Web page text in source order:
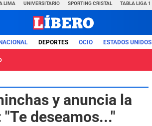
LIMA UNIVERSITARIO SPORTING CRISTAL TABLA LIGA 1
DEPORTES OCIO ESTADOS UNIDOS
y anuncia la
deseamos..."